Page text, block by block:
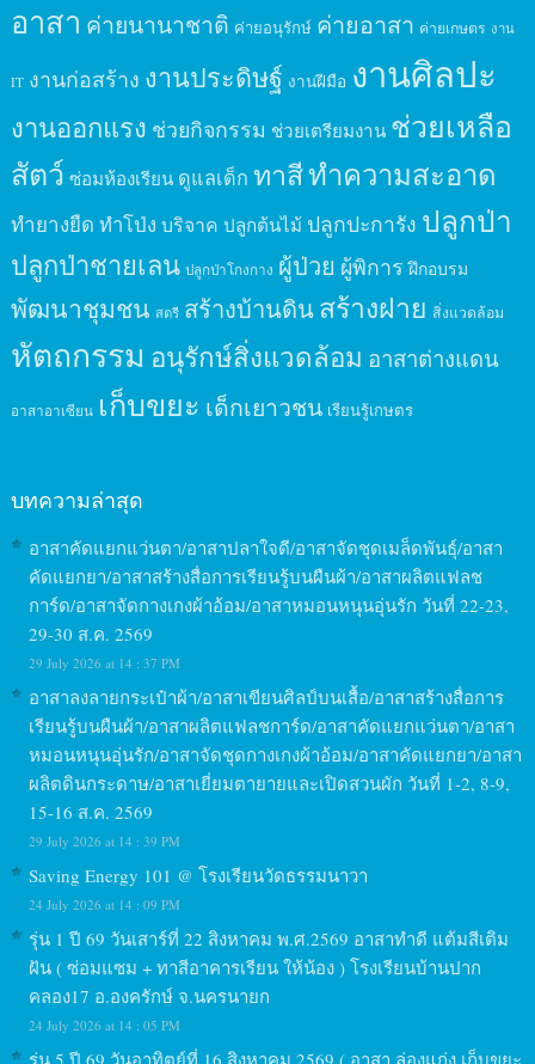
อาสา ค่ายนานาชาติ ค่ายอนุรักษ์ ค่ายอาสา ค่ายเกษตร งาน
IT งานก่อสร้าง งานประดิษฐ์ งานฝีมือ งานศิลปะ
งานออกแรง ช่วยกิจกรรม ช่วยเตรียมงาน ช่วยเหลือ
สัตว์ ซ่อมห้องเรียน ดูแลเด็ก ทาสีทำความสะอาด
ทำยางยืด ทำโป่ง บริจาค ปลูกต้นไม้ ปลูกปะการัง ปลูกป่า
ปลูกป่าชายเลน ปลูกป่าโกงกาง ผู้ป่วย ผู้พิการ ฝึกอบรม
พัฒนาชุมชน สตรี สร้างบ้านดินสร้างฝาย สิ่งแวดล้อม
หัตถกรรม อนุรักษ์สิ่งแวดล้อม อาสาต่างแดน
อาสาอาเซียน เก็บขยะ เด็กเยาวชน เรียนรู้เกษตร
บทความล่าสุด
อาสาคัดแยกแว่นตา/อาสาปลาใจดี/อาสาจัดชุดเมล็ดพันธุ์/อาสา
คัดแยกยา/อาสาสร้างสื่อการเรียนรู้บนผืนผ้า/อาสาผลิตแฟลช
การ์ด/อาสาจัดกางเกงผ้าอ้อม/อาสาหมอนหนุนอุ่นรัก วันที่ 22-23,
29-30 ส.ค. 2569
29 July 2026 at 14 : 37 PM
อาสาลงลายกระเป๋าผ้า/อาสาเขียนศิลป์บนเสื้อ/อาสาสร้างสื่อการ
เรียนรู้บนผืนผ้า/อาสาผลิตแฟลชการ์ด/อาสาคัดแยกแว่นตา/อาสา
หมอนหนุนอุ่นรัก/อาสาจัดชุดกางเกงผ้าอ้อม/อาสาคัดแยกยา/อาสา
ผลิตดินกระดาษ/อาสาเยี่ยมตายายและเปิดสวนผัก วันที่ 1-2, 8-9,
15-16 ส.ค. 2569
29 July 2026 at 14 : 39 PM
Saving Energy 101 @ โรงเรียนวัดธรรมนาวา
24 July 2026 at 14 : 09 PM
รุ่น 1 ปี 69 วันเสาร์ที่ 22 สิงหาคม พ.ศ.2569 อาสาทำดี แต้มสีเติม
ฝัน ( ซ่อมแซม + ทาสีอาคารเรียน ให้น้อง ) โรงเรียนบ้านปาก
คลอง17 อ.องครักษ์ จ.นครนายก
24 July 2026 at 14 : 05 PM
รุ่น 5 ปี 69 วันอาทิตย์ที่ 16 สิงหาคม 2569 ( อาสา ล่องแก่ง เก็บขยะ